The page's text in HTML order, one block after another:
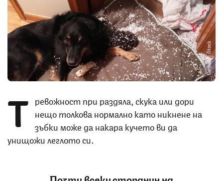
Снимка: iStock
Т ревожност при раздяла, скука или дори
нещо толкова нормално като никнене на
зъбки може да накара кучето ви да
унищожи леглото си.